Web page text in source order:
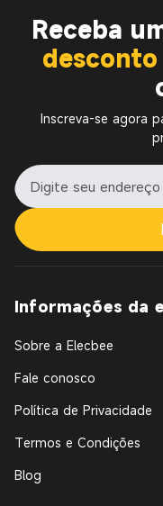
Receba
desconto
Inscreva-se agora
Informações da
Sobre a Elecbee
Fale conosco
Política de Privacidade
Termos e Condições
Blog